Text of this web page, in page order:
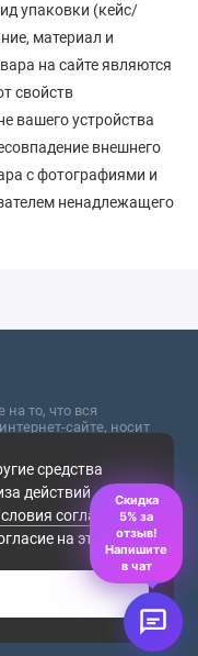
упаковки (кейс/
материал и
на сайте являются
свойств
вашего устройства
внешнего
с фотографиями и
ненадлежащего
средства
действий
соглашения.
на это.
то, что вся
сайте, носит
публичной
437 (2) ГК РФ. Для
товаров,
офис продаж.
Скидка
5% за
отзыв!
Напишите
в чат